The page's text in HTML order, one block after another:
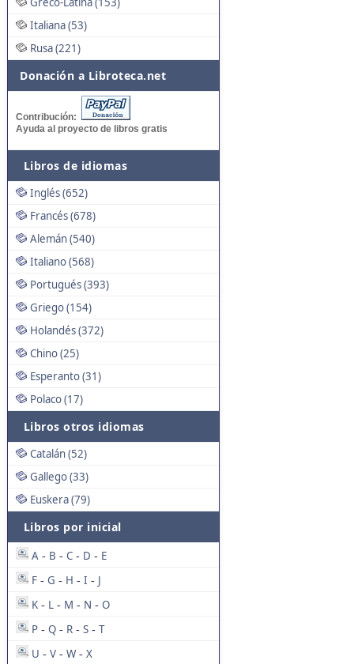
Italiana (53)
Rusa (221)
Donación a Libroteca.net
Contribución:
Ayuda al proyecto de libros gratis
Libros de idiomas
Inglés (652)
Francés (678)
Alemán (540)
Italiano (568)
Portugués (393)
Griego (154)
Holandés (372)
Chino (25)
Esperanto (31)
Polaco (17)
Libros otros idiomas
Catalán (52)
Gallego (33)
Euskera (79)
Libros por inicial
A - B - C - D - E
F - G - H - I - J
K - L - M - N - O
P - Q - R - S - T
U - V - W - X